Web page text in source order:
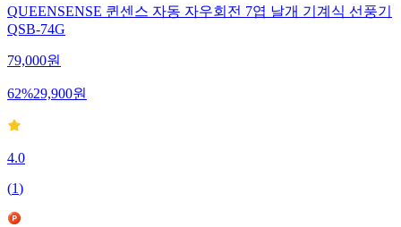
QUEENSENSE 퀸센스 자동 자우회전 7엽 날개 기계식 선풍기
QSB-74G
79,000원
62%29,900원
4.0
(1)